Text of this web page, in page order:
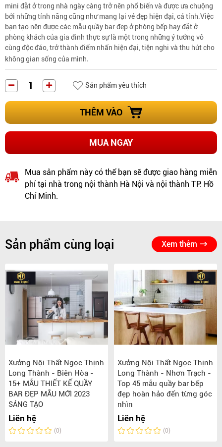
mini đặt ở trong nhà ngày càng trở nên phổ biến và được ưa chuộng
bởi những tính năng cũng như mang lại vẻ đẹp hiện đại, cá tính.Việc
bạn tạo nên được các mẫu quầy bar đẹp ở phòng bếp hay đặt ở
phòng khách của gia đình thực sự là một trong những ý tưởng vô
cùng độc đáo, trở thành điểm nhấn hiện đại, tiện nghi và thu hút cho
không gian sống của mình.
Sản phẩm yêu thích
THÊM VÀO
MUA NGAY
Mua sản phẩm này có thể bạn sẽ được giao hàng miễn
phí tại nhà trong nội thành Hà Nội và nội thành TP. Hồ
Chí Minh.
Sản phẩm cùng loại Xem thêm
Xưởng Nội Thất Ngọc Thịnh
Long Thành - Biên Hòa -
15+ MẪU THIẾT KẾ QUẦY
BAR ĐẸP MẪU MỚI 2023
SÁNG TẠO
Liên hệ
(0)
Xưởng Nội Thất Ngọc Thịnh
Long Thành - Nhơn Trạch -
Top 45 mẫu quầy bar bếp
đẹp hoàn hảo đến từng góc
nhìn
Liên hệ
(0)